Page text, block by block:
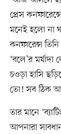
প্রেস
মনেই হলো না
কনফারেন্স
‘বলে’র
চওড়া হাসি
তো! সব ঠিক
তার মানে
আপনারা